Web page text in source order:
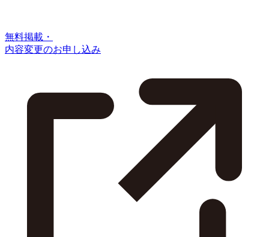
無料掲載・
内容変更のお申し込み